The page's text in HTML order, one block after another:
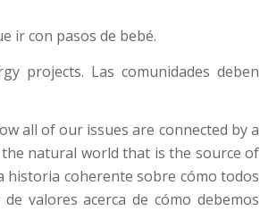
ir con pasos de bebé.
projects. Las comunidades deben
all of our issues are connected by a
natural world that is the source of
historia coherente sobre cómo todos
valores acerca de cómo debemos